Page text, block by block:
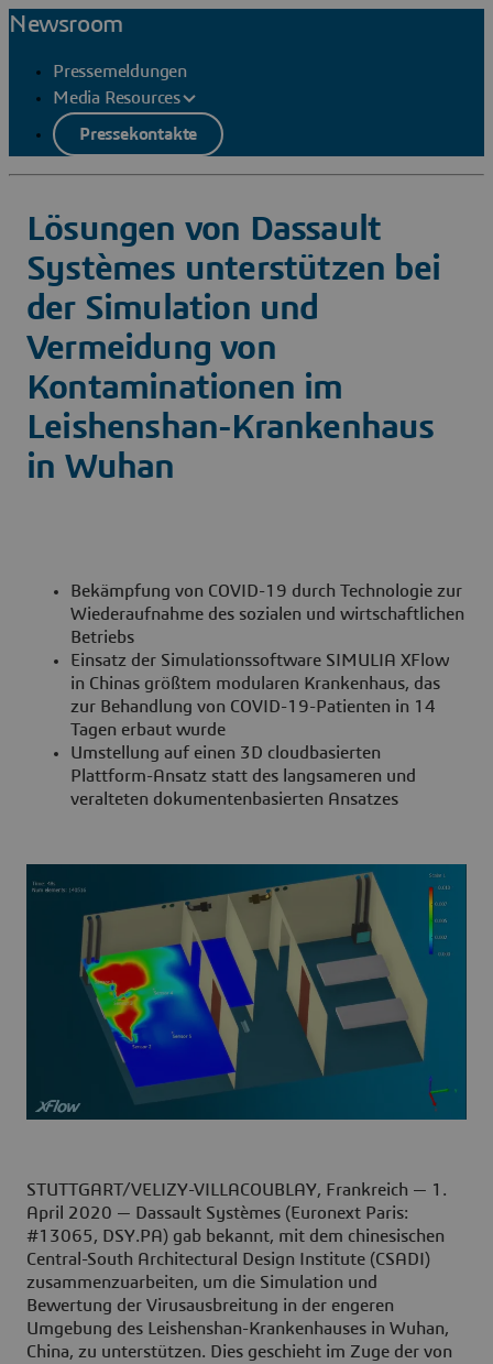
Newsroom
Pressemeldungen
Media Resources
Pressekontakte
Lösungen von Dassault
Systèmes unterstützen bei
der Simulation und
Vermeidung von
Kontaminationen im
Leishenshan-Krankenhaus
in Wuhan
Bekämpfung von COVID-19 durch Technologie zur
Wiederaufnahme des sozialen und wirtschaftlichen
Betriebs
Einsatz der Simulationssoftware SIMULIA XFlow
in Chinas größtem modularen Krankenhaus, das
zur Behandlung von COVID-19-Patienten in 14
Tagen erbaut wurde
Umstellung auf einen 3D cloudbasierten
Plattform-Ansatz statt des langsameren und
veralteten dokumentenbasierten Ansatzes
STUTTGART/VELIZY-VILLACOUBLAY, Frankreich — 1.
April 2020 — Dassault Systèmes (Euronext Paris:
#13065, DSY.PA) gab bekannt, mit dem chinesischen
Central-South Architectural Design Institute (CSADI)
zusammenzuarbeiten, um die Simulation und
Bewertung der Virusausbreitung in der engeren
Umgebung des Leishenshan-Krankenhauses in Wuhan,
China, zu unterstützen. Dies geschieht im Zuge der von